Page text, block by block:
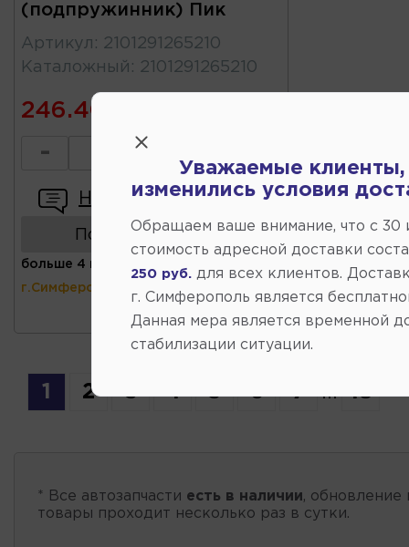
(подпружинник) Пик
Артикул : 2101291265210
Каталожный : 2101291265210
246.40
-
Написать отзыв
Показать аналоги
больше 4 шт
г.Симферополь)
1 2 3 4 5 6 7 ... 18
* Все автозапчасти есть в наличии, обновление
товары проходит несколько раз в сутки.
Уважаемые клиенты,
изменились условия
Обращаем ваше внимание, что c 30
стоимость адресной доставки
250 руб. для всех клиентов.
г. Симферополь является
Данная мера является временной
стабилизации ситуации.